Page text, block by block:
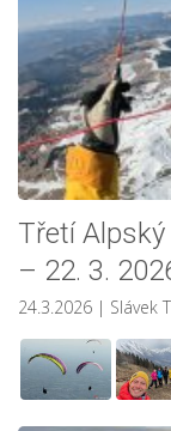
Třetí
– 22. 3.
24.3.2026 | Slávek